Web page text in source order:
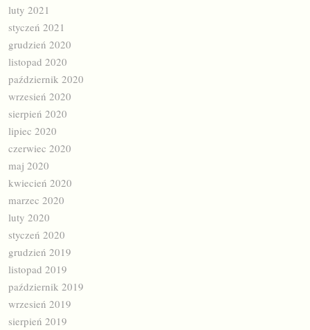
luty 2021
styczeń 2021
grudzień 2020
listopad 2020
październik 2020
wrzesień 2020
sierpień 2020
lipiec 2020
czerwiec 2020
maj 2020
kwiecień 2020
marzec 2020
luty 2020
styczeń 2020
grudzień 2019
listopad 2019
październik 2019
wrzesień 2019
sierpień 2019